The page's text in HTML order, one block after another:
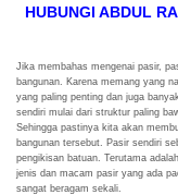
HUBUNGI ABDUL
Jika membahas mengenai pasir,
bangunan. Karena memang yang
yang paling penting dan juga
sendiri mulai dari struktur paling
Sehingga pastinya kita akan
bangunan tersebut. Pasir sendiri
pengikisan batuan. Terutama
jenis dan macam pasir yang ada
sangat beragam sekali.